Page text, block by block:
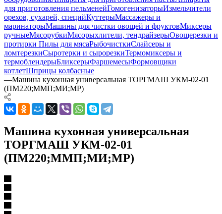
для приготовления пельменейГомогенизаторыИзмельчители
орехов, сухарей, специйКуттерыМассажеры и
маринаторыМашины для чистки овощей и фруктовМиксеры
ручныеМясорубкиМясорыхлители, тендрайзерыОвощерезки и
протирки Пилы для мясаРыбочисткиСлайсеры и
ломтерезкиСыротерки и сырорезкиТермомиксеры и
термоблендерыБликсерыФаршемесыФормовщики
котлетШприцы колбасные
—Машина кухонная универсальная ТОРГМАШ УКМ-02-01
(ПМ220;ММП;МИ;МР)
Машина кухонная универсальная
ТОРГМАШ УКМ-02-01
(ПМ220;ММП;МИ;МР)